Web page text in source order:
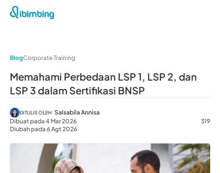
BlogCorporate Training
Memahami Perbedaan LSP 1, LSP 2, dan
LSP 3 dalam Sertifikasi BNSP
DITULIS OLEH Salsabila Annisa
Dibuat pada 4 Mar 2026
Diubah pada 6 Agt 2026
319